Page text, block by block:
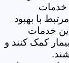
خدمات
با بهبود
خدمات
کمک کنند و